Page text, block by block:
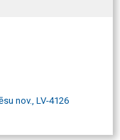
nov., LV-4126